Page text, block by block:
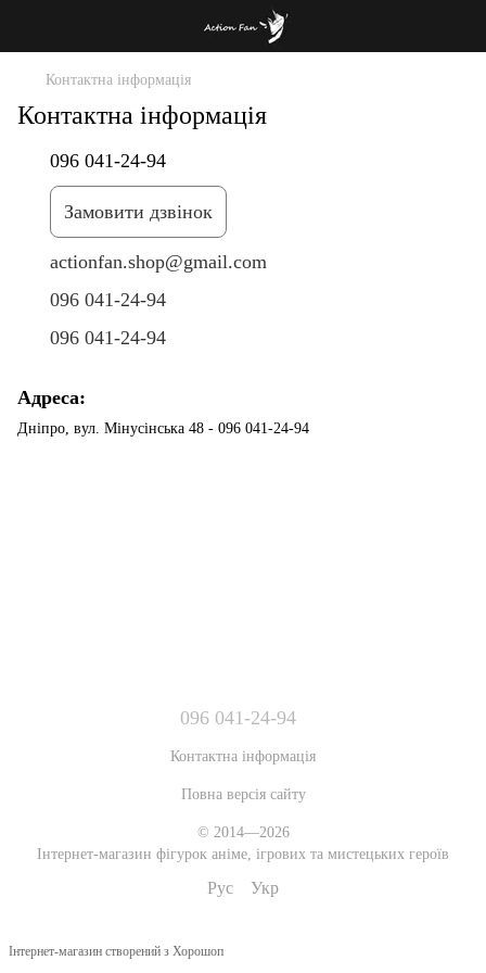
Контактна інформація
Контактна інформація
096 041-24-94
Замовити дзвінок
actionfan.shop@gmail.com
096 041-24-94
096 041-24-94
Адреса:
Дніпро, вул. Мінусінська 48 - 096 041-24-94
096 041-24-94
Контактна інформація
Повна версія сайту
© 2014—2026
Інтернет-магазин фігурок аніме, ігрових та мистецьких героїв
Рус Укр
Інтернет-магазин створений з Хорошоп